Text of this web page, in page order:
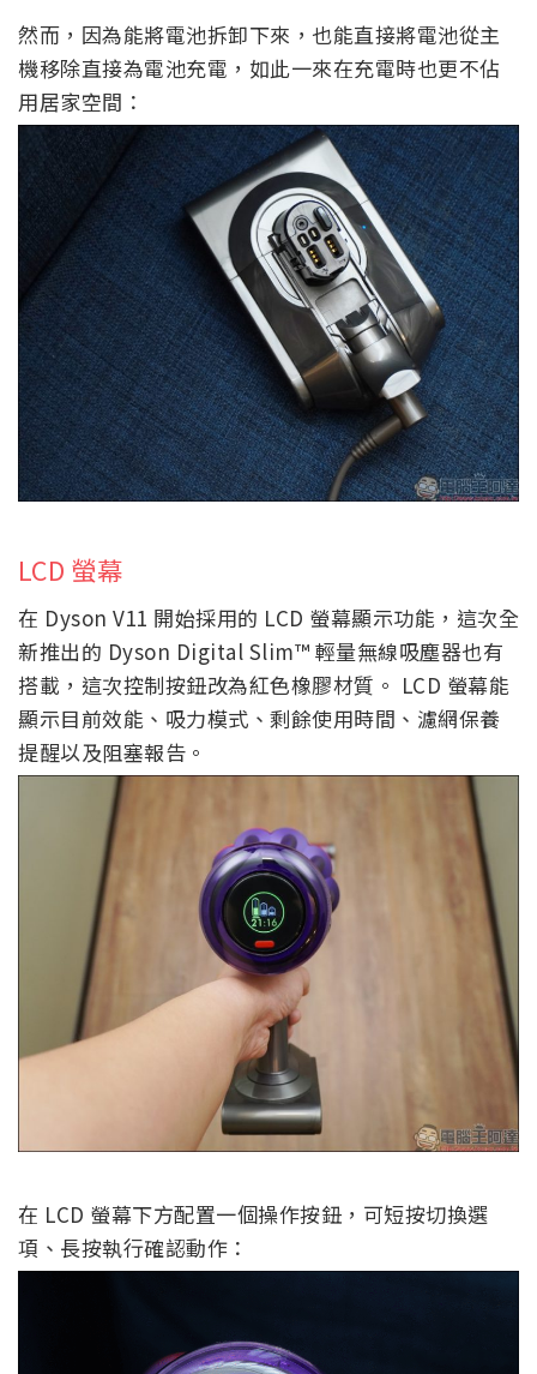
然而，因為能將電池拆卸下來，也能直接將電池從主
機移除直接為電池充電，如此一來在充電時也更不佔
用居家空間：
LCD 螢幕
在 Dyson V11 開始採用的 LCD 螢幕顯示功能，這次全
新推出的 Dyson Digital Slim™ 輕量無線吸塵器也有
搭載，這次控制按鈕改為紅色橡膠材質。 LCD 螢幕能
顯示目前效能、吸力模式、剩餘使用時間、濾網保養
提醒以及阻塞報告。
在 LCD 螢幕下方配置一個操作按鈕，可短按切換選
項、長按執行確認動作：